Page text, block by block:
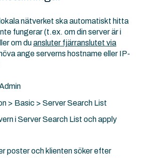
nätverket ska automatiskt hitta
fungerar (t.ex. om din server är i
om duansluter fjärranslutet via
ange serverns hostname eller IP-
> Basic > Server Search List
i Server Search List och apply
poster och klienten söker efter